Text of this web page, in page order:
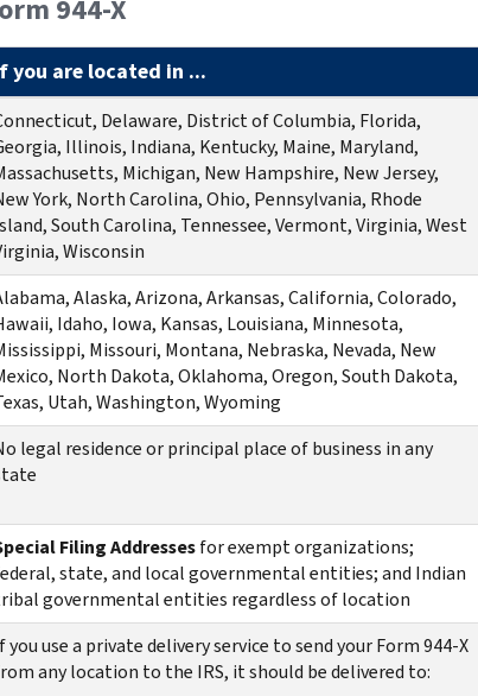
944-X
you are located in ...
Delaware, District of Columbia, Florida,
Illinois, Indiana, Kentucky, Maine, Maryland,
Michigan, New Hampshire, New Jersey,
York, North Carolina, Ohio, Pennsylvania, Rhode
South Carolina, Tennessee, Vermont, Virginia, West
Wisconsin
Alaska, Arizona, Arkansas, California, Colorado,
Idaho, Iowa, Kansas, Louisiana, Minnesota,
Missouri, Montana, Nebraska, Nevada, New
North Dakota, Oklahoma, Oregon, South Dakota,
Utah, Washington, Wyoming
legal residence or principal place of business in any
Filing Addressesfor exempt organizations;
state, and local governmental entities; and Indian
governmental entities regardless of location
you use a private delivery service to send your Form 944-X
any location to the IRS, it should be delivered to: